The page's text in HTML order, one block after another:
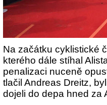
Na začátku cyklistické
kterého dále stíhal
penalizaci nuceně
tlačil Andreas Dreitz,
dojeli do depa hned za